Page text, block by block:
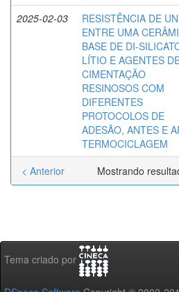
2025-02-03
RESISTÊNCIA DE
ENTRE UMA
BASE DE DI-
LÍTIO E AGENTES
CIMENTAÇÃO
RESINOSOS COM
DIFERENTES
PROTOCOLOS DE
ADESÃO, ANTES E
TERMOCICLAGEM
Mostrando
< Anterior
Tema criado por